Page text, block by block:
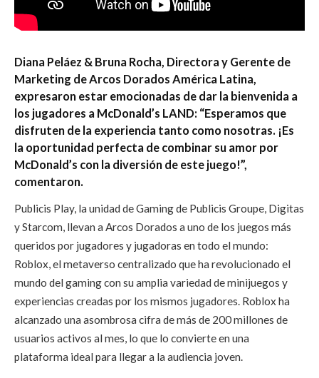
Diana Peláez & Bruna Rocha, Directora y Gerente de
Marketing de Arcos Dorados América Latina,
expresaron estar emocionadas de dar la bienvenida a
los jugadores a McDonald’s LAND: “Esperamos que
disfruten de la experiencia tanto como nosotras. ¡Es
la oportunidad perfecta de combinar su amor por
McDonald’s con la diversión de este juego!”,
comentaron.
Publicis Play, la unidad de Gaming de Publicis Groupe, Digitas
y Starcom, llevan a Arcos Dorados a uno de los juegos más
queridos por jugadores y jugadoras en todo el mundo:
Roblox, el metaverso centralizado que ha revolucionado el
mundo del gaming con su amplia variedad de minijuegos y
experiencias creadas por los mismos jugadores. Roblox ha
alcanzado una asombrosa cifra de más de 200 millones de
usuarios activos al mes, lo que lo convierte en una
plataforma ideal para llegar a la audiencia joven.